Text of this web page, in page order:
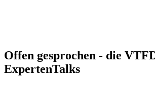
Offen gesprochen - die
ExpertenTalks